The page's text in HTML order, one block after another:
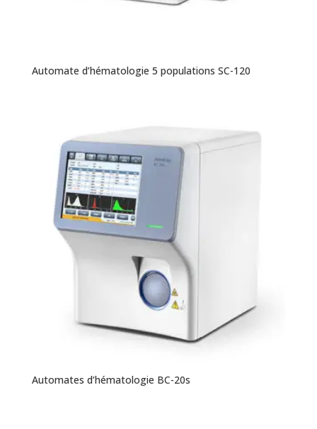
Automate d’hématologie 5 populations SC-120
Automates d’hématologie BC-20s